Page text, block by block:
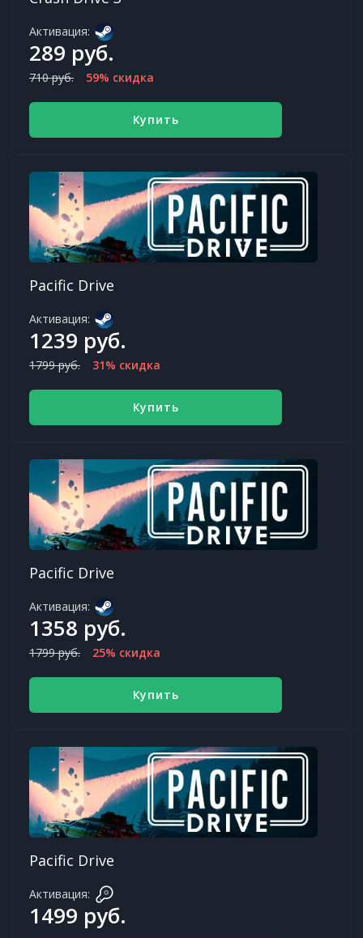
Активация:
289 руб.
710 руб. 59% скидка
Купить
Pacific Drive
Активация:
1239 руб.
1799 руб. 31% скидка
Купить
Pacific Drive
Активация:
1358 руб.
1799 руб. 25% скидка
Купить
Pacific Drive
Активация:
1499 руб.